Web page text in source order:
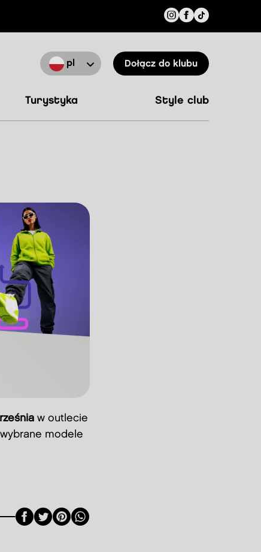
pl Dołącz do klubu
turystyka style club
w outlecie
modele
Facebook
Twitter
Pinterest